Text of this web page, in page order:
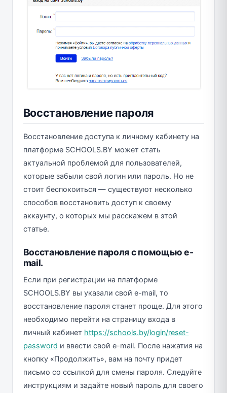
Восстановление пароля
Восстановление доступа к личному кабинету на
платформе SCHOOLS.BY может стать
актуальной проблемой для пользователей,
которые забыли свой логин или пароль. Но не
стоит беспокоиться — существуют несколько
способов восстановить доступ к своему
аккаунту, о которых мы расскажем в этой
статье.
Восстановление пароля с помощью e-
mail.
Если при регистрации на платформе
SCHOOLS.BY вы указали свой e-mail, то
восстановление пароля станет проще. Для этого
необходимо перейти на страницу входа в
личный кабинет https://schools.by/login/reset-
password и ввести свой e-mail. После нажатия на
кнопку «Продолжить», вам на почту придет
письмо со ссылкой для смены пароля. Следуйте
инструкциям и задайте новый пароль для своего